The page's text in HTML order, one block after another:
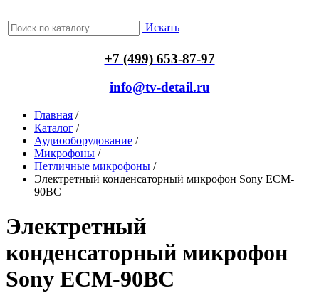
Искать
+7 (499) 653-87-97
info@tv-detail.ru
Главная /
Каталог /
Аудиооборудование /
Микрофоны /
Петличные микрофоны /
Электретный конденсаторный микрофон Sony ECM-
90BC
Электретный
конденсаторный микрофон
Sony ECM-90BC